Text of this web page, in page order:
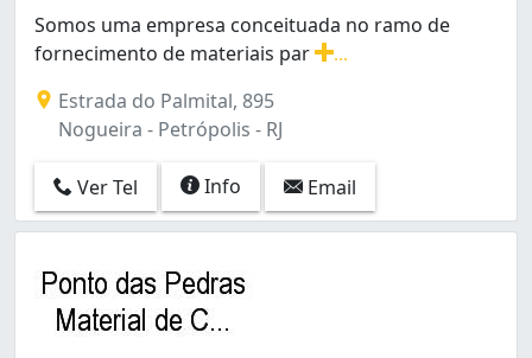
Somos uma empresa conceituada no ramo de
fornecimento de materiais par
Estrada do Palmital, 895
Nogueira - Petrópolis - RJ
Ver Tel Info Email